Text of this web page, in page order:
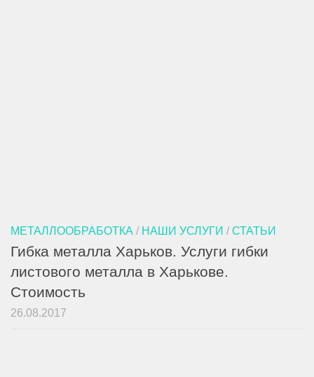
МЕТАЛЛООБРАБОТКА / НАШИ УСЛУГИ / СТАТЬИ
Гибка металла Харьков. Услуги гибки
листового металла в Харькове.
Стоимость
26.08.2017